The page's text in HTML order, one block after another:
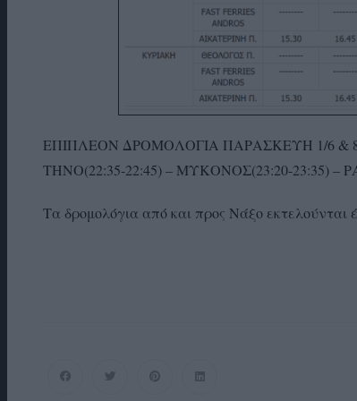
ΕΠΙΠΛΕΟΝ ΔΡΟΜΟΛΟΓΙΑ ΠΑΡΑΣΚΕΥΗ 1/6 &
ΤΗΝΟ(22:35-22:45) – ΜΥΚΟΝΟΣ(23:20-23:35) –
Τα δρομολόγια από και προς Νάξο εκτελούνται